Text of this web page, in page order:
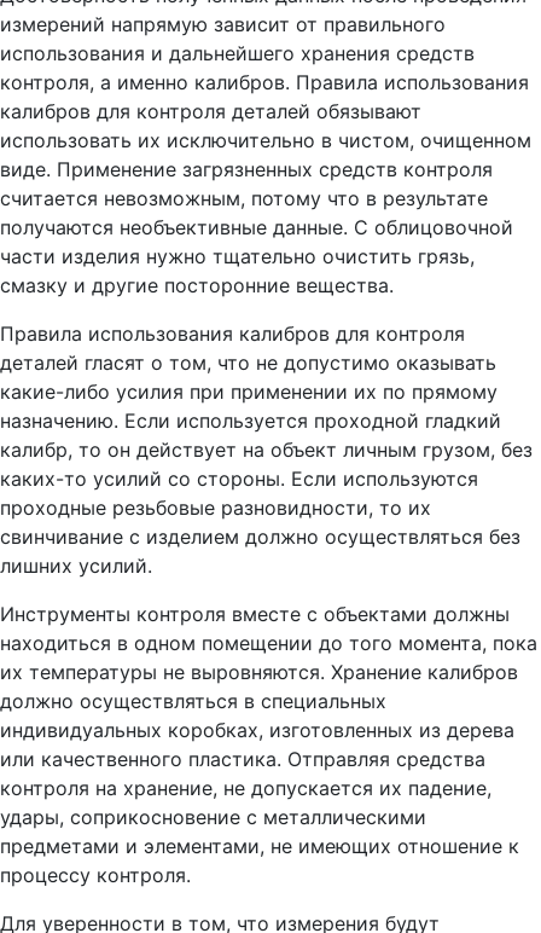
измерений напрямую зависит от правильного
использования и дальнейшего хранения средств
контроля, а именно калибров. Правила использования
калибров для контроля деталей обязывают
использовать их исключительно в чистом, очищенном
виде. Применение загрязненных средств контроля
считается невозможным, потому что в результате
получаются необъективные данные. С облицовочной
части изделия нужно тщательно очистить грязь,
смазку и другие посторонние вещества.
Правила использования калибров для контроля
деталей гласят о том, что не допустимо оказывать
какие-либо усилия при применении их по прямому
назначению. Если используется проходной гладкий
калибр, то он действует на объект личным грузом, без
каких-то усилий со стороны. Если используются
проходные резьбовые разновидности, то их
свинчивание с изделием должно осуществляться без
лишних усилий.
Инструменты контроля вместе с объектами должны
находиться в одном помещении до того момента, пока
их температуры не выровняются. Хранение калибров
должно осуществляться в специальных
индивидуальных коробках, изготовленных из дерева
или качественного пластика. Отправляя средства
контроля на хранение, не допускается их падение,
удары, соприкосновение с металлическими
предметами и элементами, не имеющих отношение к
процессу контроля.
Для уверенности в том, что измерения будут